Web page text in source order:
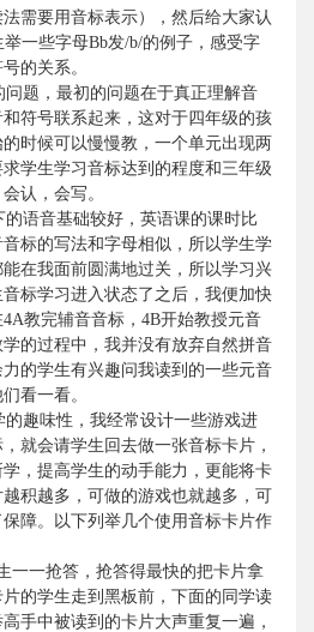
需要用音标表示），然后给大家认
举一些字母Bb发/b/的例子，感受字
的关系。
题，最初的问题在于真正理解音
符号联系起来，这对于四年级的孩
时候可以慢慢教，一个单元出现两
学生学习音标达到的程度和三年级
认，会写。
语音基础较好，英语课的课时比
标的写法和字母相似，所以学生学
在我面前圆满地过关，所以学习兴
标学习进入状态了之后，我便加快
4A教完辅音音标， 4B开始教授元音
的过程中，我并没有放弃自然拼音
的学生有兴趣问我读到的一些元音
看一看。
趣味性，我经常设计一些游戏进
就会请学生回去做一张音标卡片，
，提高学生的动手能力，更能将卡
积越多，可做的游戏也就越多，可
障。以下列举几个使用音标卡片作
一一抢答，抢答得最快的把卡片拿
的学生走到黑板前，下面的同学读
手中被读到的卡片大声重复一遍，